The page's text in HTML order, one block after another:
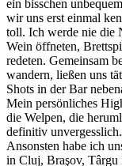
ein bisschen
wir uns erst einmal
toll. Ich werde nie die
Wein öffneten,
redeten. Gemeinsam
wandern, ließen uns
Shots in der Bar
Mein persönliches
die Welpen, die
definitiv unvergesslich.
Ansonsten habe ich
in Cluj, Braşov, Târgu